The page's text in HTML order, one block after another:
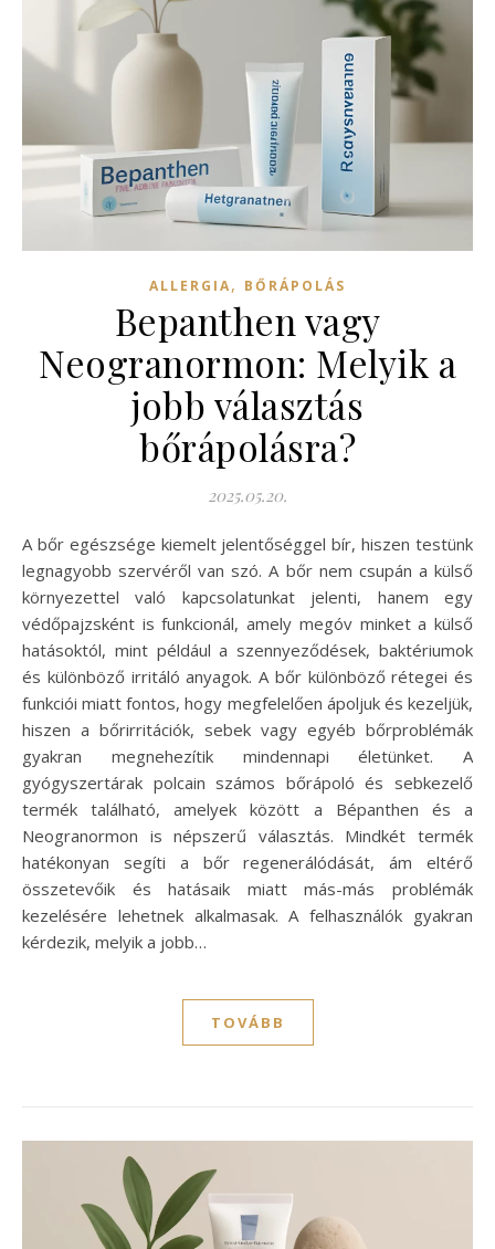
ALLERGIA, BŐRÁPOLÁS
Bepanthen vagy
Neogranormon: Melyik a
jobb választás
bőrápolásra?
2025.05.20.
A bőr egészsége kiemelt jelentőséggel bír, hiszen testünk
legnagyobb szervéről van szó. A bőr nem csupán a külső
környezettel való kapcsolatunkat jelenti, hanem egy
védőpajzsként is funkcionál, amely megóv minket a külső
hatásoktól, mint például a szennyeződések, baktériumok
és különböző irritáló anyagok. A bőr különböző rétegei és
funkciói miatt fontos, hogy megfelelően ápoljuk és kezeljük,
hiszen a bőrirritációk, sebek vagy egyéb bőrproblémák
gyakran megnehezítik mindennapi életünket. A
gyógyszertárak polcain számos bőrápoló és sebkezelő
termék található, amelyek között a Bépanthen és a
Neogranormon is népszerű választás. Mindkét termék
hatékonyan segíti a bőr regenerálódását, ám eltérő
összetevőik és hatásaik miatt más-más problémák
kezelésére lehetnek alkalmasak. A felhasználók gyakran
kérdezik, melyik a jobb…
TOVÁBB